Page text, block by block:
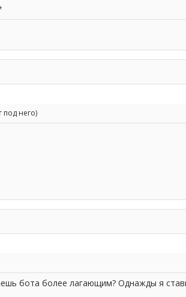
него)
бота более лагающим? Однажды я